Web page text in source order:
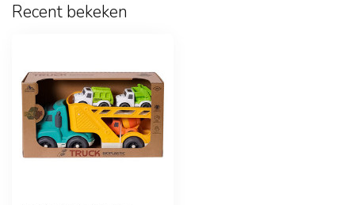
Recent bekeken